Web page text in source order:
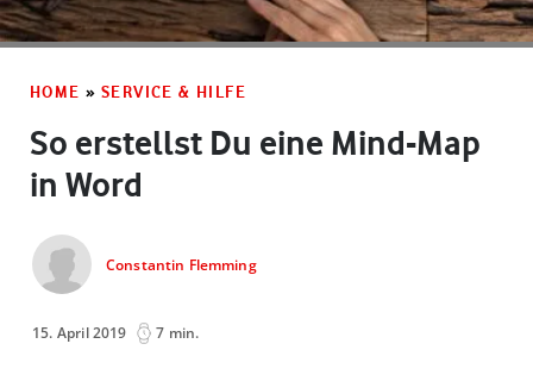
HOME » SERVICE & HILFE
So erstellst Du eine Mind-Map
in Word
Constantin Flemming
15. April 2019 7 min.